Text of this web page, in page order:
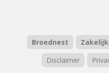
Broednest Zakelijk
Disclaimer